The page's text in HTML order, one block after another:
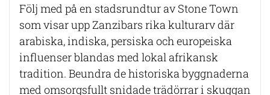
Följ med på en stadsrundtur av Stone Town
som visar upp Zanzibars rika kulturarv där
arabiska, indiska, persiska och europeiska
influenser blandas med lokal afrikansk
tradition. Beundra de historiska byggnaderna
med omsorgsfullt snidade trädörrar i skuggan